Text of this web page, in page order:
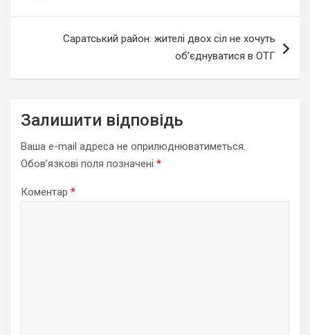
Саратський район: жителі двох сіл не хочуть
об’єднуватися в ОТГ
Залишити відповідь
Ваша e-mail адреса не оприлюднюватиметься.
Обов’язкові поля позначені *
Коментар *